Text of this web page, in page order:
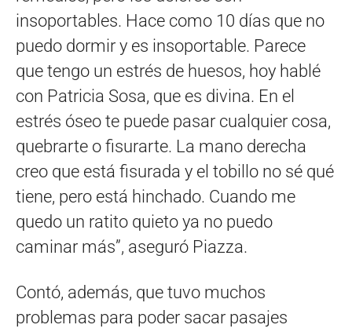
insoportables. Hace como 10 días que no
puedo dormir y es insoportable. Parece
que tengo un estrés de huesos, hoy hablé
con Patricia Sosa, que es divina. En el
estrés óseo te puede pasar cualquier cosa,
quebrarte o fisurarte. La mano derecha
creo que está fisurada y el tobillo no sé qué
tiene, pero está hinchado. Cuando me
quedo un ratito quieto ya no puedo
caminar más”, aseguró Piazza.
Contó, además, que tuvo muchos
problemas para poder sacar pasajes